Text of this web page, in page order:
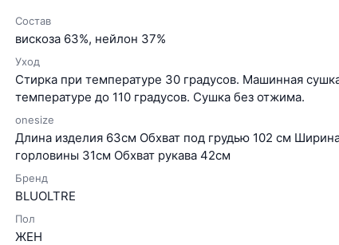
Состав
вискоза 63%, нейлон 37%
Уход
Cтирка при температуре 30 градусов. Машинная
температуре до 110 градусов. Сушка без отжима.
onesize
Длина изделия 63см Обхват под грудью 102 см
горловины 31см Обхват рукава 42см
Бренд
BLUOLTRE
Пол
ЖЕН